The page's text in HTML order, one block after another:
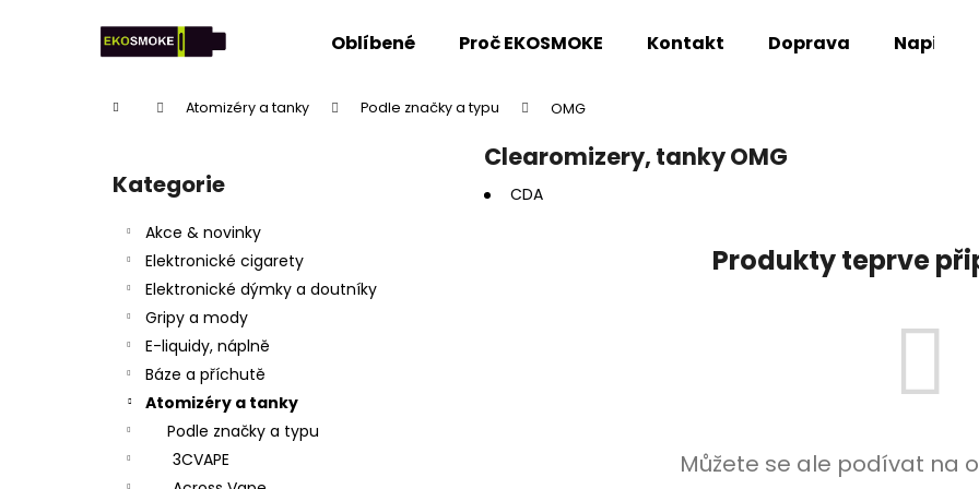
Oblíbené Proč EKOSMOKE Kontakt Doprava Napište
Domů Atomizéry a tanky Podle značky a typu OMG
Přeskočit
kategorie
Kategorie
Akce & novinky
Elektronické cigarety
Elektronické dýmky a doutníky
Gripy a mody
E-liquidy, náplně
Báze a příchutě
Atomizéry a tanky
Podle značky a typu
3CVAPE
Clearomizery, tanky OMG
CDA
Produkty teprve
Můžete se ale podívat na
Zpět
Zpět
Co potřebujete najít?